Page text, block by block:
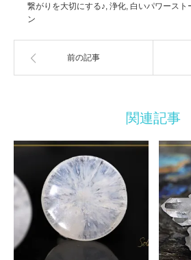
繋がりを大切にする♪ 浄化 白いパワースト
ン
前の記事
関連記事